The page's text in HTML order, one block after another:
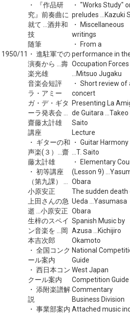
1950/11
・ 『作品研
究』前奏曲に
就て ...酒井和
技
随筆
・ 進駐軍での
演奏から ...壽
楽光雄
音楽会短評
ラ・アミー
ガ・デ・ギタ
ーラ発表会 ...
齋藤太計雄
講座
・ ギターの和
声楽(３）...齋
藤太計雄
・ 初等講座
（第九課） ...
小原安正
上田さんの急
逝 ...小原安正
生梓のスペイ
ン音楽を ...岡
本吉次郎
・ 全国コンク
ール案内
・ 西日本コン
クール案内
・ 添附楽譜解
説
・ 事業部案内
・ "Works Study"
preludes ...Kazuki
・ Miscellaneous
writings
・ From a
performance in
Occupation Forces
...Mitsuo Jugaku
・ Short review of
concert
Presenting La
de Guitara ...Takeo
Saito
Lecture
・ Guitar
...T. Saito
・ Elementary
(Lesson 9)
Obara
The sudden death
Ueda ...Yasumasa
Obara
Spanish Music by
Azusa ...Kichijiro
Okamoto
National
Guide
West Japan
Competition Guide
Commentary
Business Division
Attached music